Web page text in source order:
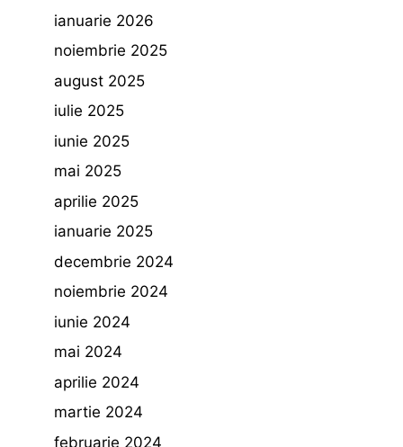
ianuarie 2026
noiembrie 2025
august 2025
iulie 2025
iunie 2025
mai 2025
aprilie 2025
ianuarie 2025
decembrie 2024
noiembrie 2024
iunie 2024
mai 2024
aprilie 2024
martie 2024
februarie 2024